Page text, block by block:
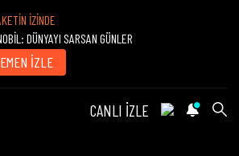
İZİNDE
DÜNYAYI SARSAN GÜNLER
İZLE
CANLI İZLE